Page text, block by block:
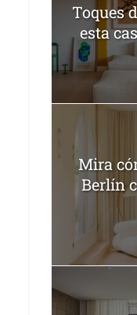
Toques
esta
Mira
Berlín